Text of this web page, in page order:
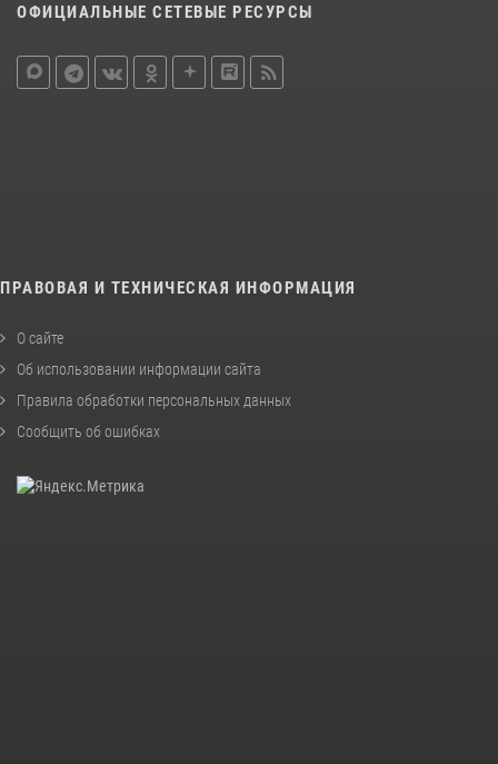
ОФИЦИАЛЬНЫЕ СЕТЕВЫЕ РЕСУРСЫ
ПРАВОВАЯ И ТЕХНИЧЕСКАЯ ИНФОРМАЦИЯ
О сайте
Об использовании информации сайта
Правила обработки персональных данных
Сообщить об ошибках